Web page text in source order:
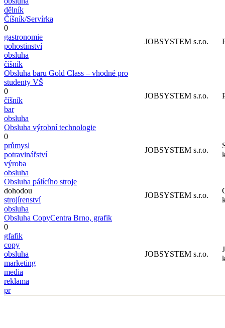
dělník
Číšník/Servírka
0
gastronomie
pohostinství
obsluha
číšník
JOBSYSTEM s.r.o.
Obsluha baru Gold Class – vhodné pro
studenty VŠ
0
číšník
bar
obsluha
JOBSYSTEM s.r.o.
Obsluha výrobní technologie
0
průmysl
potravinářství
výroba
obsluha
JOBSYSTEM s.r.o.
Obsluha pálícího stroje
dohodou
strojírenství
obsluha
JOBSYSTEM s.r.o.
Obsluha CopyCentra Brno, grafik
0
gfafik
copy
obsluha
marketing
media
reklama
pr
JOBSYSTEM s.r.o.